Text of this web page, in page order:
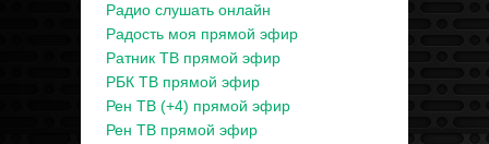
Радио слушать онлайн
Радость моя прямой эфир
Ратник ТВ прямой эфир
РБК ТВ прямой эфир
Рен ТВ (+4) прямой эфир
Рен ТВ прямой эфир